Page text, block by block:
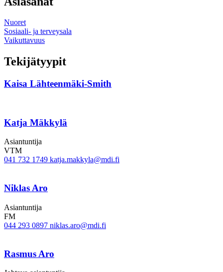
Nuoret
Sosiaali- ja terveysala
Vaikuttavuus
Tekijätyypit
Kaisa Lähteenmäki-Smith
Katja Mäkkylä
Asiantuntija
VTM
041 732 1749 katja.makkyla@mdi.fi
Niklas Aro
Asiantuntija
FM
044 293 0897 niklas.aro@mdi.fi
Rasmus Aro